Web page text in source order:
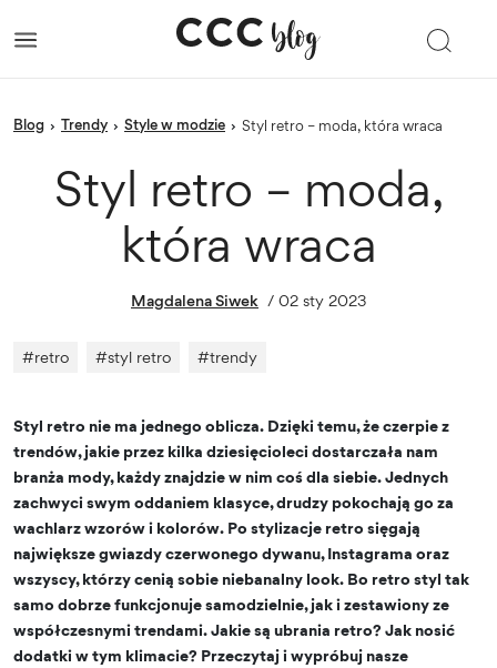
blog › trendy › Style w modzie › Styl retro – moda, która wraca
Styl retro – moda,
która wraca
Magdalena Siwek / 02 sty 2023
#retro #styl retro #trendy
Styl retro nie ma jednego oblicza. Dzięki temu, że czerpie z
trendów, jakie przez kilka dziesięcioleci dostarczała nam
branża mody, każdy znajdzie w nim coś dla siebie. Jednych
zachwyci swym oddaniem klasyce, drudzy pokochają go za
wachlarz wzorów i kolorów. Po stylizacje retro sięgają
największe gwiazdy czerwonego dywanu, Instagrama oraz
wszyscy, którzy cenią sobie niebanalny look. Bo retro styl tak
samo dobrze funkcjonuje samodzielnie, jak i zestawiony ze
współczesnymi trendami. Jakie są ubrania retro? Jak nosić
dodatki w tym klimacie? Przeczytaj i wypróbuj nasze